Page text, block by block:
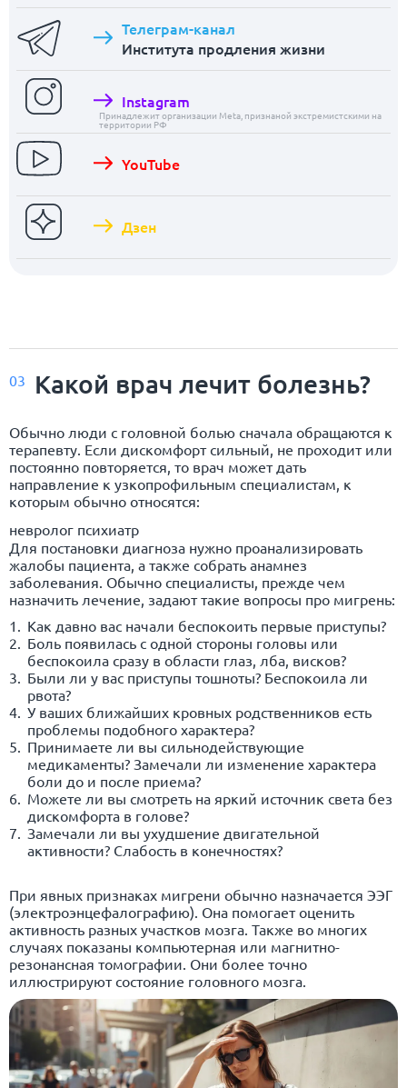
Телеграм-канал
Института продления жизни
Instagram
Принадлежит организации Meta, признаной экстремистскими на
территории РФ
YouTube
Дзен
03 Какой врач лечит болезнь?
Обычно люди с головной болью сначала обращаются к
терапевту. Если дискомфорт сильный, не проходит или
постоянно повторяется, то врач может дать
направление к узкопрофильным специалистам, к
которым обычно относятся:
невролог психиатр
Для постановки диагноза нужно проанализировать
жалобы пациента, а также собрать анамнез
заболевания. Обычно специалисты, прежде чем
назначить лечение, задают такие вопросы про мигрень:
Как давно вас начали беспокоить первые приступы?
Боль появилась с одной стороны головы или
беспокоила сразу в области глаз, лба, висков?
Были ли у вас приступы тошноты? Беспокоила ли
рвота?
У ваших ближайших кровных родственников есть
проблемы подобного характера?
Принимаете ли вы сильнодействующие
медикаменты? Замечали ли изменение характера
боли до и после приема?
Можете ли вы смотреть на яркий источник света без
дискомфорта в голове?
Замечали ли вы ухудшение двигательной
активности? Слабость в конечностях?
При явных признаках мигрени обычно назначается ЭЭГ
(электроэнцефалографию). Она помогает оценить
активность разных участков мозга. Также во многих
случаях показаны компьютерная или магнитно-
резонансная томографии. Они более точно
иллюстрируют состояние головного мозга.